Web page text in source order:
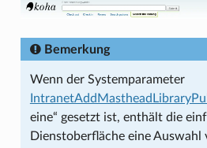
Bemerkung
Wenn der Systemparameter
eine“ gesetzt ist, enthält die
Dienstoberfläche eine Auswahl